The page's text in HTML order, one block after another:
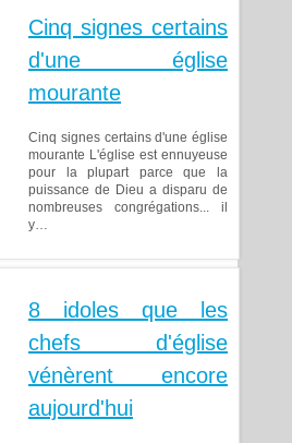
Cinq signes certains
d'une église
mourante
Cinq signes certains d'une église
mourante L'église est ennuyeuse
pour la plupart parce que la
puissance de Dieu a disparu de
nombreuses congrégations... il
y…
8 idoles que les
chefs d'église
vénèrent encore
aujourd'hui